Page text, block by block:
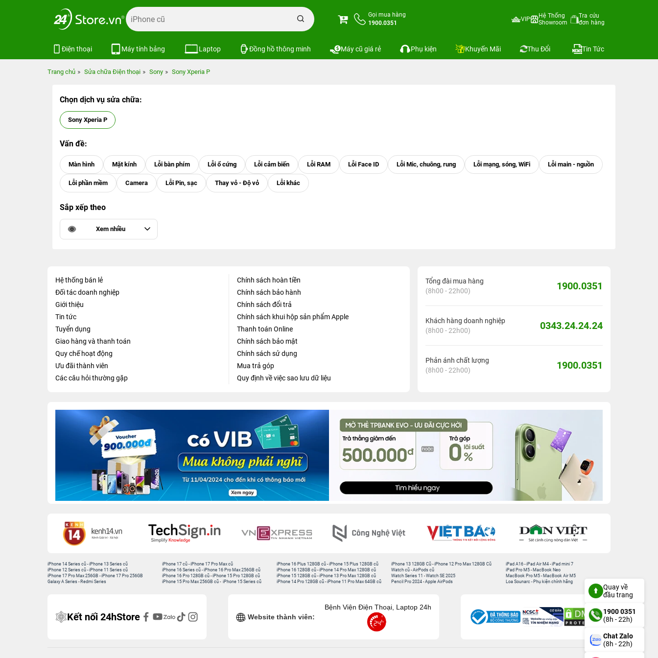
Gọi mua hàng
1900.0351
VIP
Hệ Thống
Showroom
Tra cứu
đơn hàng
Điện thoại Máy tính bảng Laptop Đồng hồ thông minh Máy cũ giá rẻ Phụ kiện Khuyến Mãi Thu Đổi Tin Tức
Trang chủ Sửa chữa Điện thoại Sony Sony Xperia P
Chọn dịch vụ sửa chữa:
Sony Xperia P
Vấn đề:
Sắp xếp theo
Xem nhiều
Hệ thống bán lẻ
Đối tác doanh nghiệp
Giới thiệu
Tin tức
Tuyển dụng
Giao hàng và thanh toán
Quy chế hoạt động
Ưu đãi thành viên
Các câu hỏi thường gặp
Chính sách hoàn tiền
Chính sách bảo hành
Chính sách đổi trả
Chính sách khui hộp sản phẩm Apple
Thanh toán Online
Chính sách bảo mật
Chính sách sử dụng
Mua trả góp
Quy định về việc sao lưu dữ liệu
Tổng đài mua hàng
(8h00 - 22h00)
1900.0351
Khách hàng doanh nghiệp
(8h00 - 22h00)
0343.24.24.24
Phản ánh chất lượng
(8h00 - 22h00)
1900.0351
iPhone 14 Series cũ -iPhone 13 Series cũ
iPhone 12 Series cũ -iPhone 11 Series cũ
iPhone 17 Pro Max 256GB -iPhone 17 Pro 256GB
Galaxy A Series - Redmi Series
iPhone 17 cũ -iPhone 17 Pro Max cũ
iPhone 16 Series cũ - iPhone 16 Pro Max 256GB cũ
iPhone 16 Pro 128GB cũ -iPhone 15 Pro 128GB cũ
iPhone 15 Pro Max 256GB cũ - iPhone 15 Series cũ
iPhone 16 Plus 128GB cũ -iPhone 15 Plus 128GB cũ
iPhone 16 128GB cũ -iPhone 14 Pro Max 128GB cũ
iPhone 15 128GB cũ -iPhone 13 Pro Max 128GB cũ
iPhone 14 Pro 128GB cũ -iPhone 11 Pro Max 64GB cũ
iPhone 13 128GB Cũ -iPhone 12 Pro Max 128GB Cũ
Watch cũ -AirPods cũ
Watch Series 11 -Watch SE 2025
Pencil Pro 2024 -Apple AirPods
iPad A16 -iPad Air M4 -iPad mini 7
iPad Pro M5 - MacBook Neo
MacBook Pro M5 - MacBook Air M5
Loa Sounarc - Phụ kiện chính hãng
Kết nối 24hStore Website thành viên:
Bệnh Viện Điện Thoại, Laptop 24h
Quay về
đầu trang
1900 0351
(8h - 22h)
Chat Zalo
(8h - 22h)